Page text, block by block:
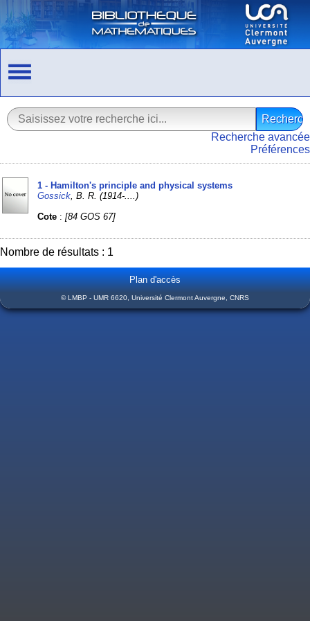
Recherche avancée
Préférences
1 - Hamilton's principle and physical systems
Gossick , B. R. (1914-....)
Cote :[84 GOS 67]
Nombre de résultats : 1
Plan d'accès
© LMBP - UMR 6620, Université Clermont Auvergne, CNRS